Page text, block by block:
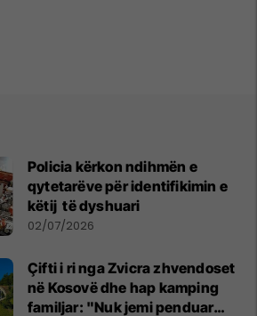
Policia kërkon ndihmën e
qytetarëve për identifikimin e
këtij të dyshuari
02/07/2026
Çifti i ri nga Zvicra zhvendoset
në Kosovë dhe hap kamping
familjar: "Nuk jemi penduar